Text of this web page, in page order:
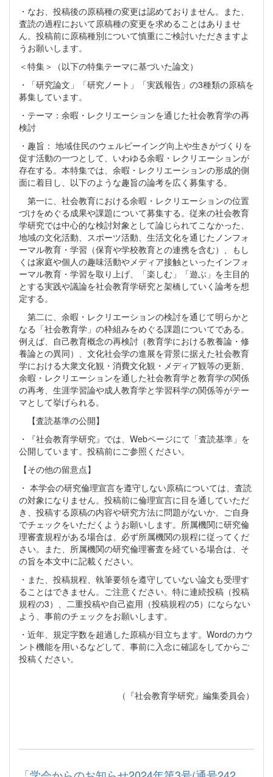
・なお、投稿後の原稿種の変更は認めておりません。また、
査読の過程において原稿種の変更を求めることはありませ
ん。投稿前に原稿種別について慎重にご検討いただきますよ
うお願いします。
＜特集＞（以下の特集テーマに基づいた論文）
・「研究論文」「研究ノート」「実践報告」の3種類の原稿を
募集しています。
・テーマ：余暇・レクリエーションを通じた社会教育学の再
検討
・趣旨： 地域住民のウェルビーイング向上や生きがづくりを
促す活動の一つとして、いわゆる余暇・レクリエーションが
存在する。本特集では、余暇・レクリエーションの形成的側
面に着目し、以下のような趣旨の論考を広く募集する。
第一に、社会教育における余暇・レクリエーションの位置
づけをめぐる成果や課題について募集する。従来の社会教育
学研究では中心的な検討対象として論じられてこなかった、
地域の文化活動、スポーツ活動、生活文化を通じたノンフォ
ーマル教育・学習（保育や学校教育との連携を含む）、もし
くは家庭や個人の趣味活動やメディア接触といったインフォ
ーマル教育・学習を取り上げ、「楽しむ」「遊ぶ」を主目的
とする実践や議論を社会教育学研究と架橋していく論考を想
定する。
第二に、余暇・レクリエーションの検討を通じて明らかと
なる「社会教育学」の枠組みをめぐる課題についてである。
例えば、自己教育概念の再検討（教育学における教養論・修
養論との異同）、文化社会学の進展を背景に据えた社会教育
学における大衆文化観・消費文化観・メディア観等の更新、
余暇・レクリエーションを通した社会教育学と教育学の関係
の再考、生涯学習論や成人教育学と学習科学の関係等がテー
マとして挙げられる。
【査読基準の公開】
・『社会教育学研究』では、Webページにて「査読基準」を
公開しています。投稿前にご参照ください。
【その他の留意点】
・ 本学会の研究倫理宣言を遵守しない原稿については、査読
の対象になりません。投稿前に倫理宣言に目を通していただ
き、投稿する原稿の内容や研究方法に問題がないか、ご自身
でチェックをいただくようお願いします。所属機関に研究倫
理審査規程がある場合は、必ず所属機関の規程に従ってくだ
さい。また、所属機関の研究倫理審査を経ている場合は、そ
の旨を本文中に記載ください。
・また、投稿規程、執筆要領を遵守していない論文も受理す
ることはできません。ご注意ください。特に連続投稿（投稿
規程の3）、二重投稿や自己盗用（投稿規程の5）にならない
よう、事前のチェックをお願いします。
・近年、規定字数を超過した原稿が目立ちます。Wordのカウ
ント機能を用いるなどして、事前に入念に確認をしてからご
投稿ください。
（『社会教育学研究』編集委員会）